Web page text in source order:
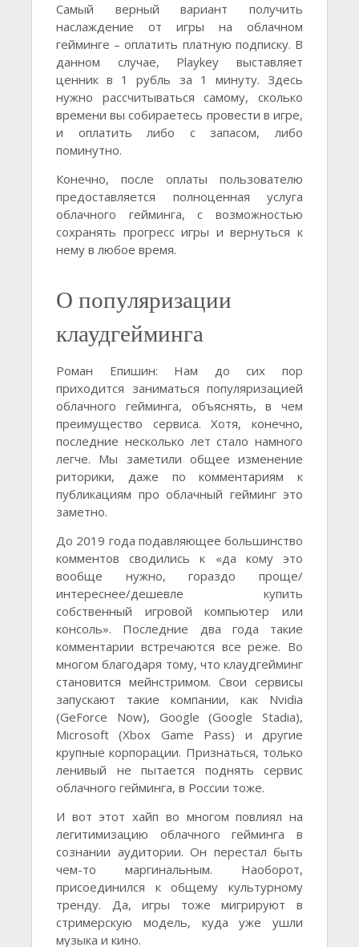
Самый верный вариант получить
наслаждение от игры на облачном
гейминге – оплатить платную подписку. В
данном случае, Playkey выставляет
ценник в 1 рубль за 1 минуту. Здесь
нужно рассчитываться самому, сколько
времени вы собираетесь провести в игре,
и оплатить либо с запасом, либо
поминутно.
Конечно, после оплаты пользователю
предоставляется полноценная услуга
облачного гейминга, с возможностью
сохранять прогресс игры и вернуться к
нему в любое время.
О популяризации
клаудгейминга
Роман Епишин: Нам до сих пор
приходится заниматься популяризацией
облачного гейминга, объяснять, в чем
преимущество сервиса. Хотя, конечно,
последние несколько лет стало намного
легче. Мы заметили общее изменение
риторики, даже по комментариям к
публикациям про облачный гейминг это
заметно.
До 2019 года подавляющее большинство
комментов сводились к «да кому это
вообще нужно, гораздо проще/
интереснее/дешевле купить
собственный игровой компьютер или
консоль». Последние два года такие
комментарии встречаются все реже. Во
многом благодаря тому, что клаудгейминг
становится мейнстримом. Свои сервисы
запускают такие компании, как Nvidia
(GeForce Now), Google (Google Stadia),
Microsoft (Xbox Game Pass) и другие
крупные корпорации. Признаться, только
ленивый не пытается поднять сервис
облачного гейминга, в России тоже.
И вот этот хайп во многом повлиял на
легитимизацию облачного гейминга в
сознании аудитории. Он перестал быть
чем-то маргинальным. Наоборот,
присоединился к общему культурному
тренду. Да, игры тоже мигрируют в
стримерскую модель, куда уже ушли
музыка и кино.